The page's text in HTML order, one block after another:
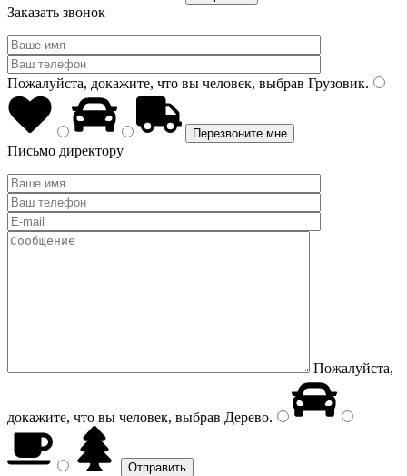
Заказать звонок
Пожалуйста, докажите, что вы человек, выбрав Грузовик.
Письмо директору
Пожалуйста,
докажите, что вы человек, выбрав Дерево.